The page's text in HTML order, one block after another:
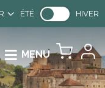
ÉTÉ HIVER
MENU